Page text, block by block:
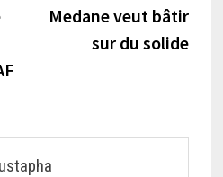
précédente :
Medane veut bâtir
sur du solide